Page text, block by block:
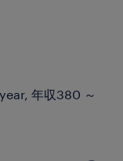
年収380 ～